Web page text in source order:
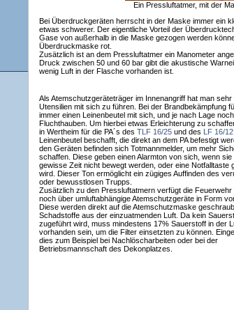
Ein Pressluftatmer, mit der
Bei Überdruckgeräten herrscht in der Maske immer ein
etwas schwerer. Der eigentliche Vorteil der
Gase von außerhalb in die Maske gezogen werden
Überdruckmaske rot.
Zusätzlich ist an dem Pressluftatmer ein Manometer
Druck zwischen 50 und 60 bar gibt die akustische
wenig Luft in der Flasche vorhanden ist.
Als Atemschutzgeräteträger im Innenangriff hat man sehr
Utensilien mit sich zu führen. Bei der Brandbekämpfung
immer einen Leinenbeutel mit sich, und je nach Lage
Fluchthauben. Um hierbei etwas Erleichterung zu
in Wertheim für die PA´s des TLF 16/25und des LF 16/12
Leinenbeutel beschafft, die direkt an dem PA befestigt
den Geräten befinden sich Totmannmelder, um mehr
schaffen. Diese geben einen Alarmton von sich, wenn sie
gewisse Zeit nicht bewegt werden, oder eine Notfalltaste
wird. Dieser Ton ermöglicht ein zügiges Auffinden des
oder bewusstlosen Trupps.
Zusätzlich zu den Pressluftatmern verfügt die Feuerwehr
noch über umluftabhängige Atemschutzgeräte in Form
Diese werden direkt auf die Atemschutzmaske
Schadstoffe aus der einzuatmenden Luft. Da kein
zugeführt wird, muss mindestens 17% Sauerstoff in der
vorhanden sein, um die Filter einsetzten zu können.
dies zum Beispiel bei Nachlöscharbeiten oder bei der
Betriebsmannschaft des Dekonplatzes.